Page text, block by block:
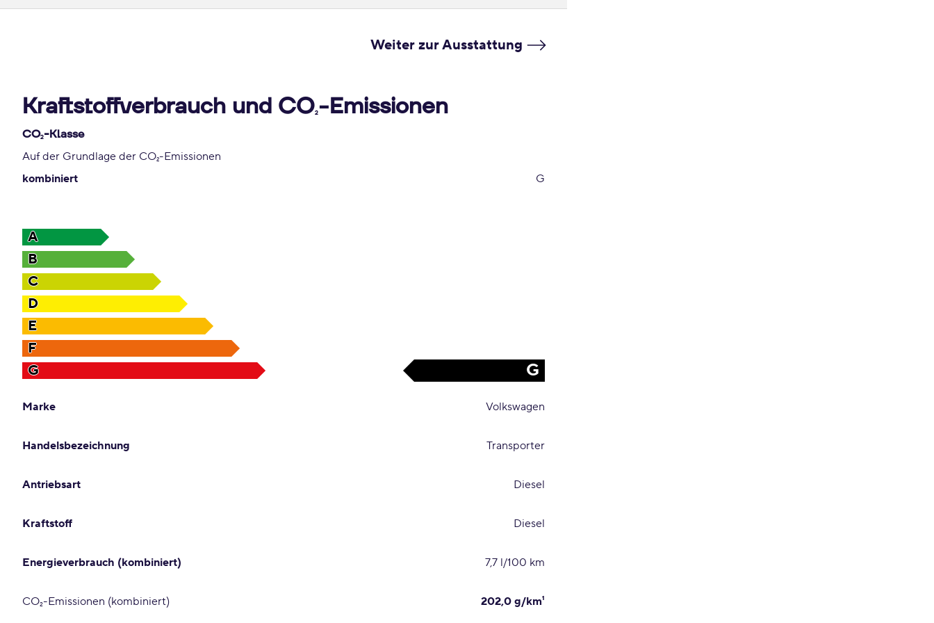
Weiter zur Ausstattung
Kraftstoffverbrauch und CO2-Emissionen
CO2-Klasse
Auf der Grundlage der CO2-Emissionen
kombiniert
G
A
B
C
D
E
F
G
G
Marke Volkswagen
Handelsbezeichnung Transporter
Antriebsart Diesel
Kraftstoff Diesel
Energieverbrauch (kombiniert) 7,7 l/100 km
CO₂-Emissionen (kombiniert) 202,0 g/km¹